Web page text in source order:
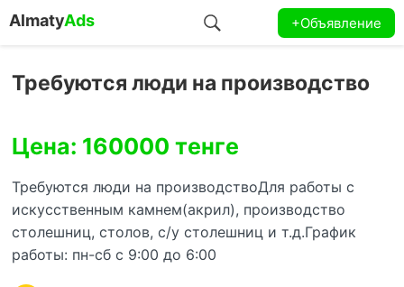
AlmatyAds +Объявление
Требуются люди на производство
Цена: 160000 тенге
Требуются люди на производствоДля работы с
искусственным камнем(акрил), производство
столешниц, столов, с/у столешниц и т.д.График
работы: пн-сб с 9:00 до 6:00